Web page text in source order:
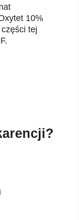
10%
tej